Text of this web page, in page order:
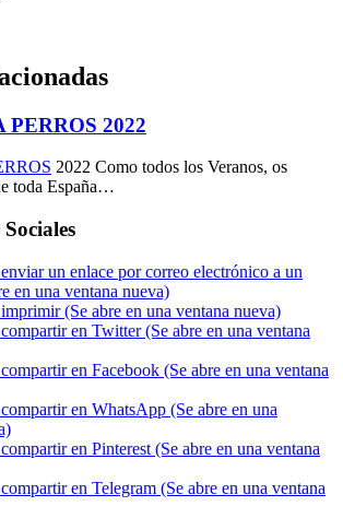
PERROS 2022
2022 Como todos los Veranos, os
toda España…
un enlace por correo electrónico a un
en una ventana nueva)
(Se abre en una ventana nueva)
en Twitter (Se abre en una ventana
en Facebook (Se abre en una ventana
en WhatsApp (Se abre en una
en Pinterest (Se abre en una ventana
en Telegram (Se abre en una ventana